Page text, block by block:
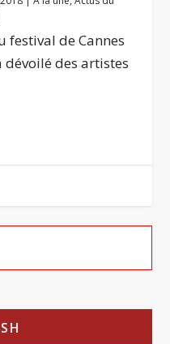
festival de Cannes
des artistes